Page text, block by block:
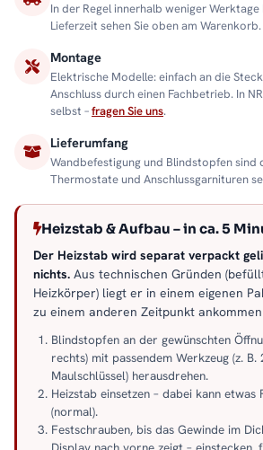
In der Regel innerhalb weniger
Lieferzeit sehen Sie oben am Warenkorb.
Montage
Elektrische Modelle: einfach an die
Anschluss durch einen Fachbetrieb. In
selbst –fragen Sie uns.
Lieferumfang
Wandbefestigung und Blindstopfen sind
Thermostate und Anschlussgarnituren
Heizstab & Aufbau – in ca. 5
Der Heizstab wird separat verpackt
nichts. Aus technischen Gründen
Heizkörper) liegt er in einem eigenen
zu einem anderen Zeitpunkt
Blindstopfen an der gewünschten
rechts) mit passendem Werkzeug (z. B.
Maulschlüssel) herausdrehen.
Heizstab einsetzen – dabei kann
(normal).
Festschrauben, bis das Gewinde im